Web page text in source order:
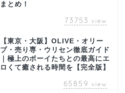
まとめ！
73753 view
【東京・大阪】OLIVE・オリー
ブ・売り専・ウリセン徹底ガイド
｜極上のボーイたちとの最高にエ
ロくて癒される時間を【完全版】
65859 view